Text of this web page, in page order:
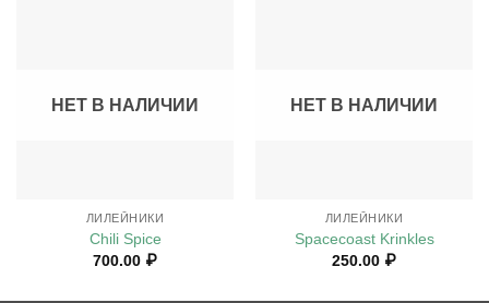
НЕТ В НАЛИЧИИ
ЛИЛЕЙНИКИ
Chili Spice
700.00 ₽
НЕТ В НАЛИЧИИ
ЛИЛЕЙНИКИ
Spacecoast Krinkles
250.00 ₽